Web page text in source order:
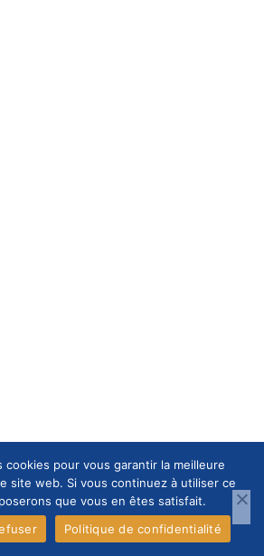
cookies pour vous garantir la meilleure
site web. Si vous continuez à utiliser ce
que vous en êtes satisfait.
Politique de confidentialité